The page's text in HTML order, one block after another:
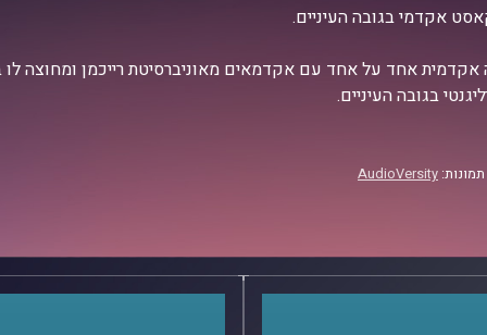
אקדמי בגובה העיניים.
אקדמית אחד על אחד עם אקדמאים מאוניברסיטת רייכמן ומחוצה לו
בגובה העיניים.
AudioVersity